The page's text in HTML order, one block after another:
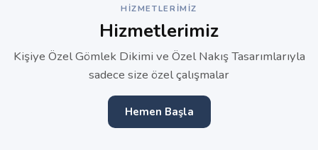
HIZMETLERIMIZ
Hizmetlerimiz
Kişiye Özel Gömlek Dikimi ve Özel Nakış Tasarımlarıyla
sadece size özel çalışmalar
Hemen Başla